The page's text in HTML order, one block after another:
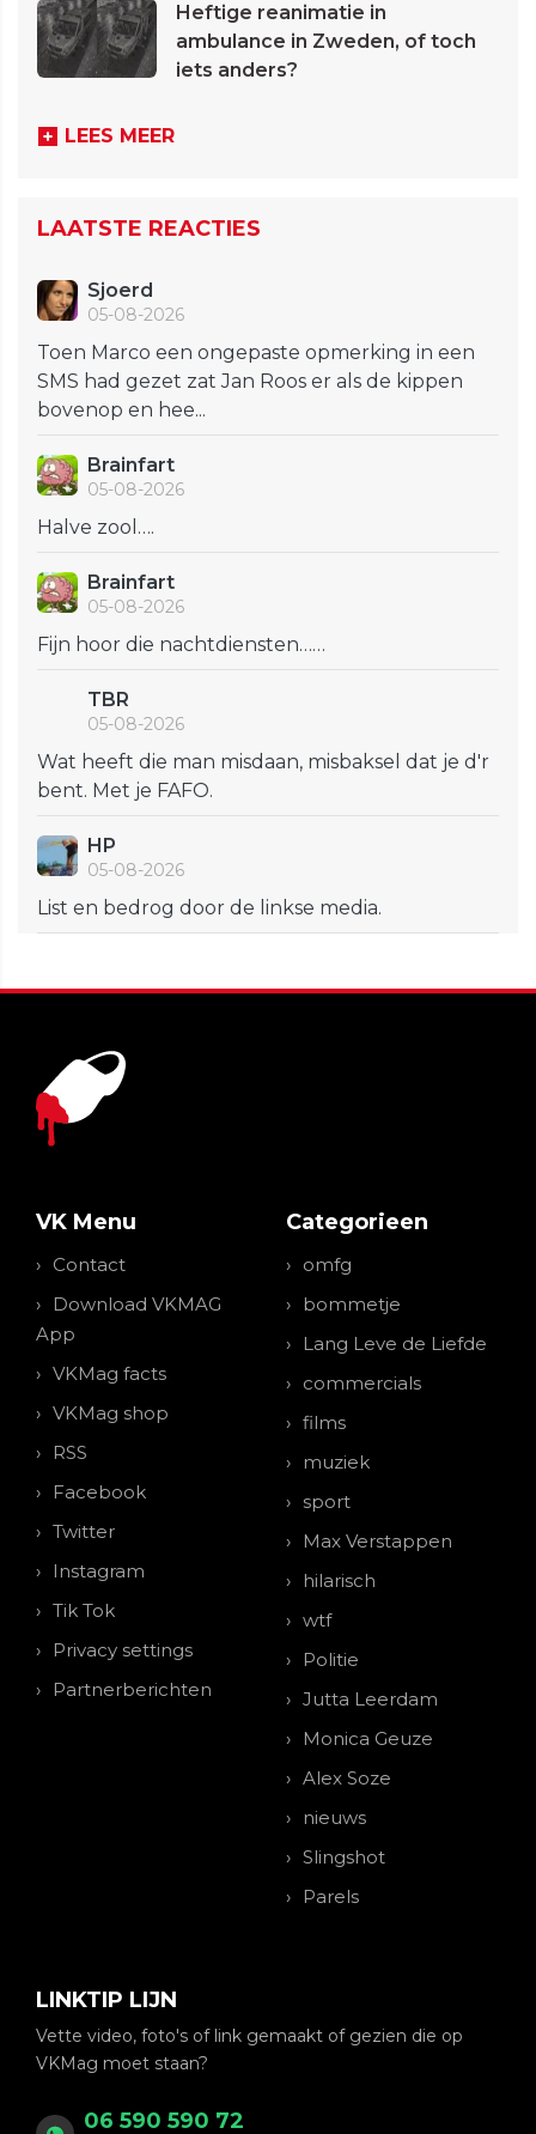
Heftige reanimatie in
ambulance in Zweden, of toch
iets anders?
LEES MEER
LAATSTE REACTIES
Sjoerd
05-08-2026
Toen Marco een ongepaste opmerking in een
SMS had gezet zat Jan Roos er als de kippen
bovenop en hee...
Brainfart
05-08-2026
Halve zool….
Brainfart
05-08-2026
Fijn hoor die nachtdiensten……
TBR
05-08-2026
Wat heeft die man misdaan, misbaksel dat je d'r
bent. Met je FAFO.
HP
05-08-2026
List en bedrog door de linkse media.
VK Menu
Contact
Download VKMAG
App
VKMag facts
VKMag shop
RSS
Facebook
Twitter
Instagram
Tik Tok
Privacy settings
Partnerberichten
Categorieen
omfg
bommetje
Lang Leve de Liefde
commercials
films
muziek
sport
Max Verstappen
hilarisch
wtf
Politie
Jutta Leerdam
Monica Geuze
Alex Soze
nieuws
Slingshot
Parels
LINKTIP LIJN
Vette video, foto's of link gemaakt of gezien die op
VKMag moet staan?
06 590 590 72